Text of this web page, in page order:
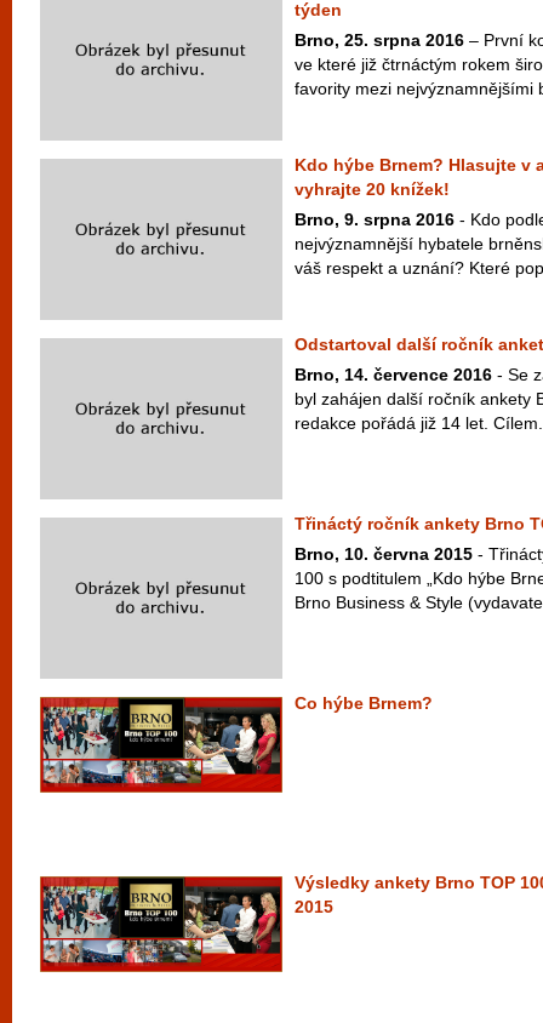
týden
Brno, 25. srpna 2016 – První
ve které již čtrnáctým rokem
favority mezi nejvýznamnějšími
Kdo hýbe Brnem? Hlasujte v
vyhrajte 20 knížek!
Brno, 9. srpna 2016 - Kdo
nejvýznamnější hybatele
váš respekt a uznání? Které
Odstartoval další ročník
Brno, 14. července 2016 - Se
byl zahájen další ročník ankety
redakce pořádá již 14 let.
Třináctý ročník ankety Brno
Brno, 10. června 2015 -
100 s podtitulem „Kdo hýbe
Brno Business & Style
Co hýbe Brnem?
Výsledky ankety Brno TOP
2015